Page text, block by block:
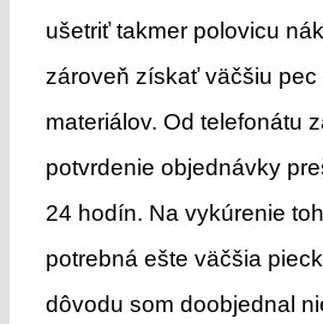
ušetriť takmer polovicu
zároveň získať väčšiu pec
materiálov. Od telefonátu
potvrdenie objednávky
24 hodín. Na vykúrenie
potrebná ešte väčšia
dôvodu som doobjednal